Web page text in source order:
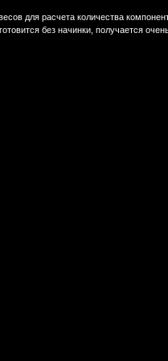
для расчета количества
без начинки, получается